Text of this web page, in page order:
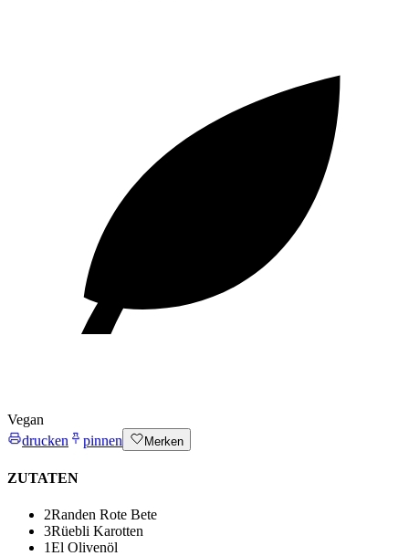
Vegan
drucken
pinnen Merken
ZUTATEN
2Randen Rote Bete
3Rüebli Karotten
1El Olivenöl